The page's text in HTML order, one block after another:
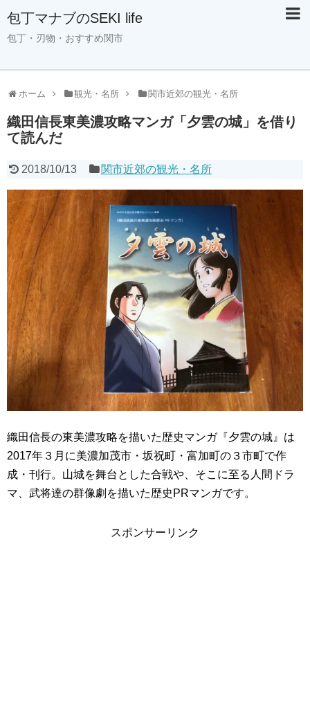
包丁マナブのSEKI life
包丁・刃物・おすすめ関市
ホーム 観光・名所 関市近郊の観光・名所
織田信長東美濃攻略マンガ「夕雲の城」を借り
て読んだ
2018/10/13 関市近郊の観光・名所
織田信長の東美濃攻略を描いた歴史マンガ『夕雲の城』は
2017年３月に美濃加茂市・坂祝町・富加町の３市町で作
成・刊行。山城を舞台とした合戦や、そこに至る人間ドラ
マ、武将達の群像劇を描いた歴史PRマンガです。
スポンサーリンク